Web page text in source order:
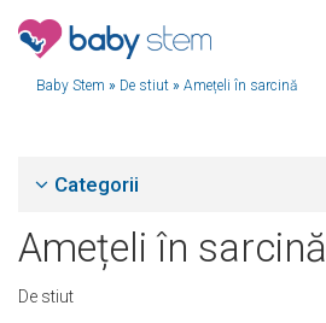
Baby Stem » De stiut » Amețeli în sarcină
Categorii
Amețeli în sarcină
De stiut